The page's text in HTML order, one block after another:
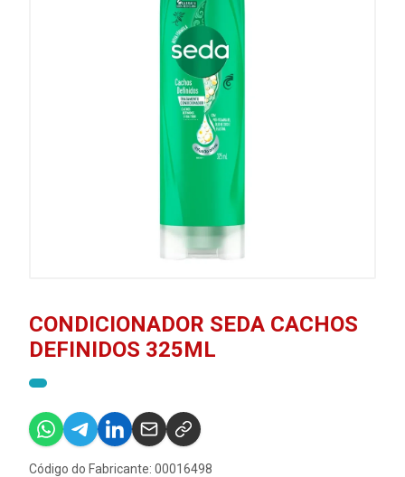
CONDICIONADOR SEDA CACHOS
DEFINIDOS 325ML
Código do Fabricante: 00016498